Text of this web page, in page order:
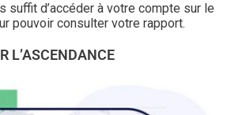
suffit d’accéder à votre compte sur le
pouvoir consulter votre rapport.
L’ASCENDANCE